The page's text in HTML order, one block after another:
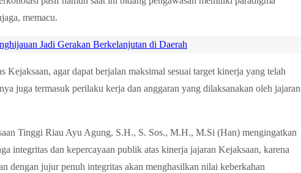
memacu.
Jadi Gerakan Berkelanjutan di Daerah
Kejaksaan, agar dapat berjalan maksimal sesuai target kinerja yang telah
juga termasuk perilaku kerja dan anggaran yang dilaksanakan oleh jajaran
Tinggi Riau Ayu Agung, S.H., S. Sos., M.H., M.Si (Han) mengingatkan
integritas dan kepercayaan publik atas kinerja jajaran Kejaksaan, karena
dengan jujur penuh integritas akan menghasilkan nilai keberkahan